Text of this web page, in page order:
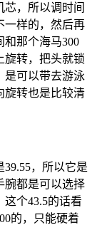
芯，所以调时间
一样的，然后再
那个海马300
旋转，把头就锁
是可以带去游泳
旋转也是比较清
，所以它是
腕都是可以选择
个43.5的话看
的，只能硬着